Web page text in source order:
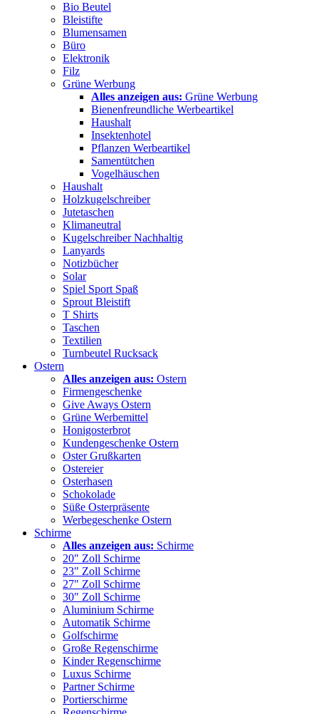
Bio Beutel
Bleistifte
Blumensamen
Büro
Elektronik
Filz
Grüne Werbung
Alles anzeigen aus: Grüne Werbung
Bienenfreundliche Werbeartikel
Haushalt
Insektenhotel
Pflanzen Werbeartikel
Samentütchen
Vogelhäuschen
Haushalt
Holzkugelschreiber
Jutetaschen
Klimaneutral
Kugelschreiber Nachhaltig
Lanyards
Notizbücher
Solar
Spiel Sport Spaß
Sprout Bleistift
T Shirts
Taschen
Textilien
Turnbeutel Rucksack
Ostern
Alles anzeigen aus: Ostern
Firmengeschenke
Give Aways Ostern
Grüne Werbemittel
Honigosterbrot
Kundengeschenke Ostern
Oster Grußkarten
Ostereier
Osterhasen
Schokolade
Süße Osterpräsente
Werbegeschenke Ostern
Schirme
Alles anzeigen aus: Schirme
20" Zoll Schirme
23" Zoll Schirme
27" Zoll Schirme
30" Zoll Schirme
Aluminium Schirme
Automatik Schirme
Golfschirme
Große Regenschirme
Kinder Regenschirme
Luxus Schirme
Partner Schirme
Portierschirme